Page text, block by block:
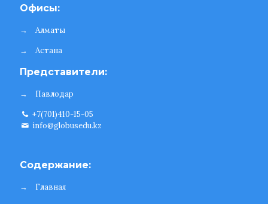
Офисы:
→
Алматы
→
Астана
Представители:
→
Павлодар
+7(701)410-15-05
info@globusedu.kz
Содержание:
→
Главная